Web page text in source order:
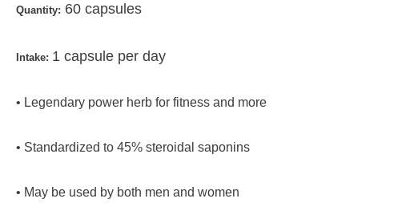
Quantity: 60 capsules
Intake: 1 capsule per day
• Legendary power herb for fitness and more
• Standardized to 45% steroidal saponins
• May be used by both men and women